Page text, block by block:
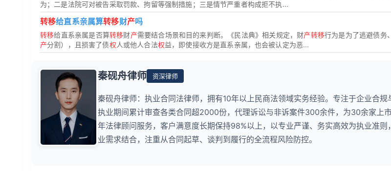
为；二是法院可对被告采取罚款、拘留等强制措施；三是情节严重者构成拒不执...
转移给直系亲属算转移财产吗
转移给直系亲属是否算转移财产需要结合场景和目的来判断。《民法典》相关规定，财产转移行为是为了逃避债务
产分割），且损害了债权人或他人合法权益，即使接收方是直系亲属，也会被认定为恶...
秦砚舟律师 资深律师
秦砚舟律师：执业合同法律师，拥有10年以上民商法领域实务经验。专注于企业合规
执业期间累计审查各类合同超2000份，代理诉讼与非诉案件300余件，为30余家上
年法律顾问服务，客户满意度长期保持98%以上，以专业严谨、务实高效为执业准则
业需求结合，注重从合同起草、谈判到履行的全流程风险防控。